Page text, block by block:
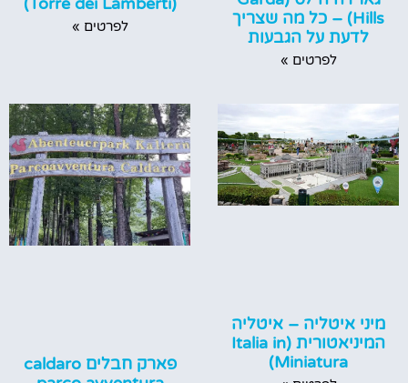
Hills) – כל מה שצריך
לדעת על הגבעות
לפרטים »
לפרטים »
מיני איטליה – איטליה
המיניאטורית (Italia in
Miniatura)
פארק חבלים caldaro